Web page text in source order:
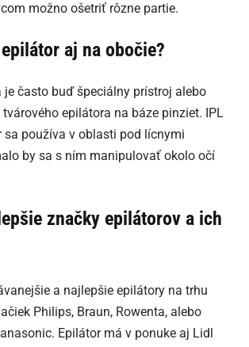
možno ošetriť rôzne partie.
aj na obočie?
je často buď špeciálny prístroj alebo
epilátora na báze pinziet. IPL
sa používa v oblasti pod lícnymi
by sa s ním manipulovať okolo očí
značky epilátorov a ich
a najlepšie epilátory na trhu
Philips, Braun, Rowenta, alebo
Epilátor má v ponuke aj Lidl